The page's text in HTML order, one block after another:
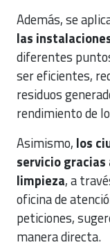
Además, se
las
diferentes
ser eficientes,
residuos
rendimiento de
Asimismo, los
servicio
limpieza, a
oficina de
peticiones,
manera directa.